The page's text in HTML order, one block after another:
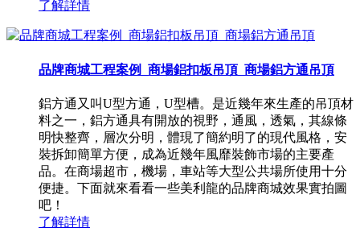
了解詳情
品牌商城工程案例_商場鋁扣板吊頂_商場鋁方通吊頂
鋁方通又叫U型方通，U型槽。是近幾年來生產的吊頂材
料之一，鋁方通具有開放的視野，通風，透氣，其線條
明快整齊，層次分明，體現了簡約明了的現代風格，安
裝拆卸簡單方便，成為近幾年風靡裝飾市場的主要產
品。在商場超市，機場，車站等大型公共場所使用十分
便捷。下面就來看看一些美利龍的品牌商城效果實拍圖
吧！
了解詳情